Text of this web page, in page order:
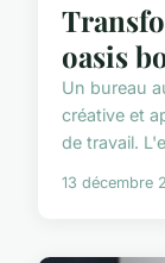
oasis
Un bureau
créative et
de travail.
13 décembre